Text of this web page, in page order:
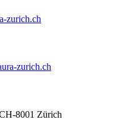
zurich.ch
zurich.ch
8001 Zürich